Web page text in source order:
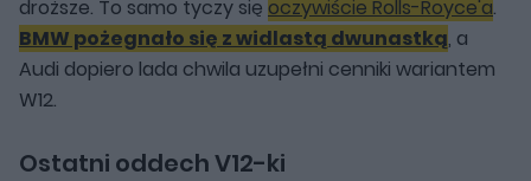
droższe. To samo tyczy się oczywiście Rolls-Royce'a.
BMW pożegnało się z widlastą dwunastką, a
Audi dopiero lada chwila uzupełni cenniki wariantem
W12.
Ostatni oddech V12-ki